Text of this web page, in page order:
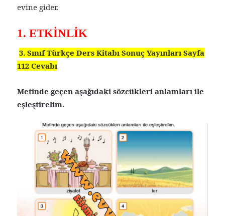
evine gider.
1. ETKİNLİK
3. Sınıf Türkçe Ders Kitabı Sonuç Yayınları Sayfa
112 Cevabı
Metinde geçen aşağıdaki sözcükleri anlamları ile
eşleştirelim.